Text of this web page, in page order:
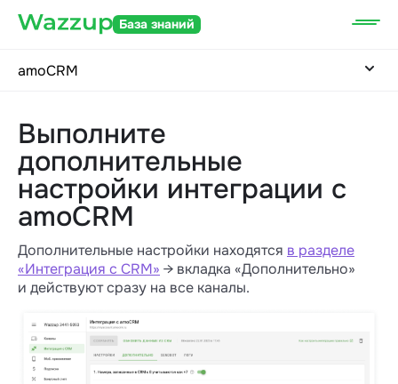
База знаний
amoCRM
Выполните
дополнительные
настройки интеграции с
amoCRM
Дополнительные настройки находятся в разделе
«Интеграция с CRM» → вкладка «Дополнительно»
и действуют сразу на все каналы.